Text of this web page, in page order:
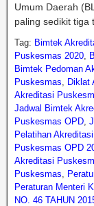
Umum Daerah
paling sedikit tiga
Tag: Bimtek
Puskesmas 2020,
Bimtek Pedoman
Puskesmas, Diklat
Akreditasi
Jadwal Bimtek
Puskesmas OPD,
Pelatihan
Puskesmas OPD
Akreditasi
Puskesmas,
Peraturan Menteri
NO. 46 TAHUN